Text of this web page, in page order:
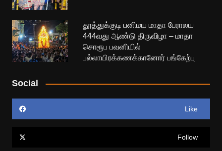
தூத்துக்குடி பனிமய மாதா பேராலய
444வது ஆண்டு திருவிழா – மாதா
சொரூப பவனியில்
பல்லாயிரக்கணக்கானோர் பங்கேற்பு
Social
Like
Follow